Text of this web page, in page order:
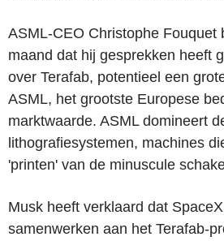
ASML-CEO Christophe Fouquet
maand dat hij gesprekken heeft
over Terafab, potentieel een
ASML, het grootste Europese
marktwaarde. ASML domineert
lithografiesystemen, machines
'printen' van de minuscule
Musk heeft verklaard dat
samenwerken aan het Terafab-